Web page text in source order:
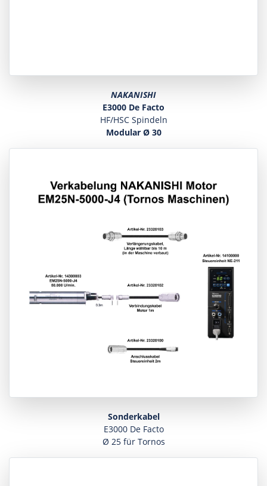
NAKANISHI
E3000 De Facto
HF/HSC Spindeln
Modular Ø 30
Sonderkabel
E3000 De Facto
Ø 25 für Tornos